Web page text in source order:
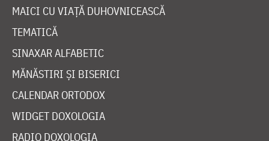
MAICI CU VIAȚĂ DUHOVNICEASCĂ
TEMATICĂ
SINAXAR ALFABETIC
MĂNĂSTIRI ȘI BISERICI
CALENDAR ORTODOX
WIDGET DOXOLOGIA
RADIO DOXOLOGIA